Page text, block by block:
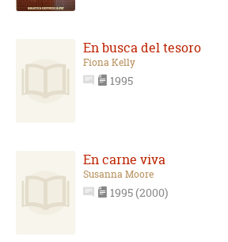
En busca del tesoro
Fiona Kelly
1995
En carne viva
Susanna Moore
1995 (2000)